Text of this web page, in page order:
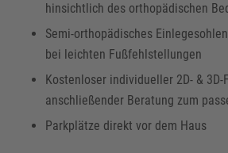
hinsichtlich des orthopädischen
Semi-orthopädisches
bei leichten Fußfehlstellungen
Kostenloser individueller 2D- & 3D-
anschließender Beratung zum
Parkplätze direkt vor dem Haus